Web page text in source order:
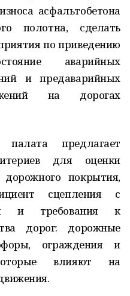
асфальтобетона
полотна, сделать
по приведению
аварийных
и предаварийных
на дорогах
предлагает
для оценки
дорожного покрытия,
сцепления с
и требования к
дорог: дорожные
ограждения и
влияют на